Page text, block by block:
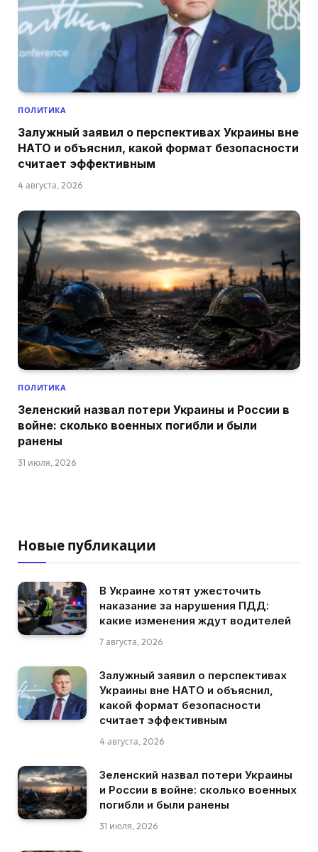
ПОЛИТИКА
Залужный заявил о перспективах Украины вне
НАТО и объяснил, какой формат безопасности
считает эффективным
4 августа, 2026
ПОЛИТИКА
Зеленский назвал потери Украины и России в
войне: сколько военных погибли и были
ранены
31 июля, 2026
Новые публикации
В Украине хотят ужесточить
наказание за нарушения ПДД:
какие изменения ждут водителей
7 августа, 2026
Залужный заявил о перспективах
Украины вне НАТО и объяснил,
какой формат безопасности
считает эффективным
4 августа, 2026
Зеленский назвал потери Украины
и России в войне: сколько военных
погибли и были ранены
31 июля, 2026